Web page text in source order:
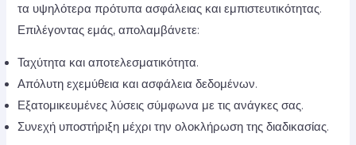
τα υψηλότερα πρότυπα ασφάλειας και εμπιστευτικότητας.
Επιλέγοντας εμάς, απολαμβάνετε:
Ταχύτητα και αποτελεσματικότητα.
Απόλυτη εχεμύθεια και ασφάλεια δεδομένων.
Εξατομικευμένες λύσεις σύμφωνα με τις ανάγκες σας.
Συνεχή υποστήριξη μέχρι την ολοκλήρωση της διαδικασίας.